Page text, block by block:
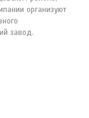
организуют
завод.